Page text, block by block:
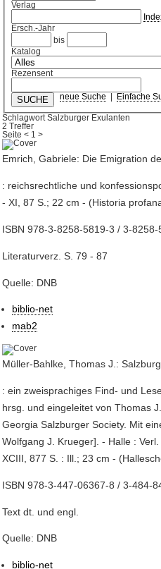
Verlag
Ersch.-Jahr
bis
Katalog
Rezensent
neue Suche Einfache
Schlagwort Salzburger Exulanten
2 Treffer
Seite< 1 >
Emrich, Gabriele: Die Emigration
: reichsrechtliche und
- XI, 87 S.; 22 cm - (Historia
ISBN 978-3-8258-5819-3 / 3-
Literaturverz. S. 79 - 87
Quelle: DNB
biblio-net
mab2
Müller-Bahlke, Thomas J.:
: ein zweisprachiges Find- und
hrsg. und eingeleitet von Thomas
Georgia Salzburger Society. Mit
Wolfgang J. Krueger]. - Halle :
XCIII, 877 S. : Ill.; 23 cm -
ISBN 978-3-447-06367-8 / 3-484-
Text dt. und engl.
Quelle: DNB
biblio-net